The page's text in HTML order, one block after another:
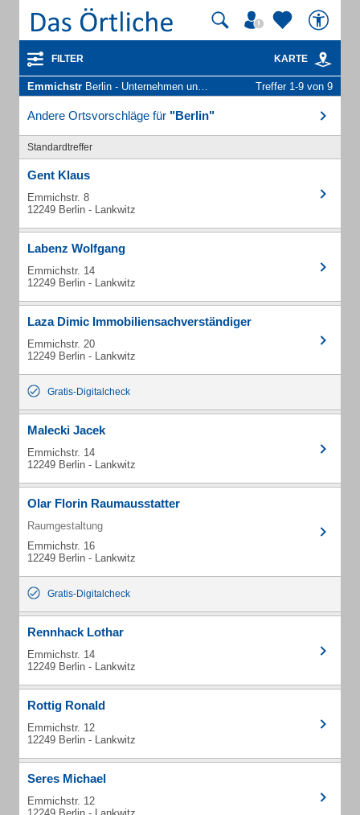
FILTER KARTE
Emmichstr Berlin - Unternehmen und Personen Treffer 1-9 von 9
Andere Ortsvorschläge für "Berlin"
Standardtreffer
Gent Klaus
Emmichstr. 8
12249 Berlin - Lankwitz
Labenz Wolfgang
Emmichstr. 14
12249 Berlin - Lankwitz
Laza Dimic Immobiliensachverständiger
Emmichstr. 20
12249 Berlin - Lankwitz
Gratis-Digitalcheck
Malecki Jacek
Emmichstr. 14
12249 Berlin - Lankwitz
Olar Florin Raumausstatter
Raumgestaltung
Emmichstr. 16
12249 Berlin - Lankwitz
Gratis-Digitalcheck
Rennhack Lothar
Emmichstr. 14
12249 Berlin - Lankwitz
Rottig Ronald
Emmichstr. 12
12249 Berlin - Lankwitz
Seres Michael
Emmichstr. 12